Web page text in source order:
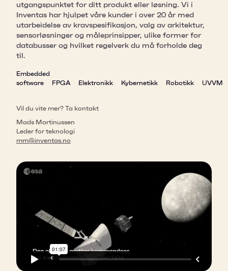
utgangspunktet for ditt produkt eller løsning. Vi i
Inventas har hjulpet våre kunder i over 20 år med
utarbeidelse av kravspesifikasjon, valg av arkitektur,
sensorløsninger og måleprinsipper, ulike former for
databusser og hvilket regelverk du må forholde deg
til.
Embedded
software
FPGA Elektronikk Kybernetikk Robotikk UVVM
Vil du vite mer? Ta kontakt
Mads Martinussen
Leder for teknologi
mm@inventas.no